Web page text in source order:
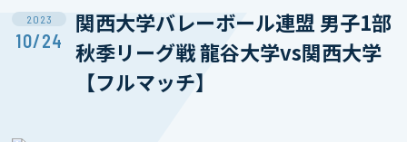
2023
10/24
関西大学バレーボール連盟 男子1部
秋季リーグ戦 龍谷大学vs関西大学
【フルマッチ】